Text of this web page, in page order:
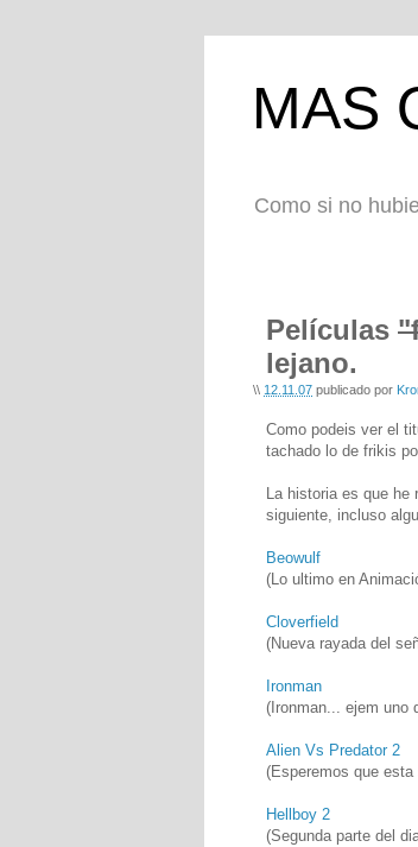
MAS
Como si no
Películas
lejano.
\\ 12.11.07 publicado por
Como podeis ver el
tachado lo de frikis
La historia es que he
siguiente, incluso
Beowulf
(Lo ultimo en
Cloverfield
(Nueva rayada del
Ironman
(Ironman... ejem uno
Alien Vs Predator 2
(Esperemos que
Hellboy 2
(Segunda parte del